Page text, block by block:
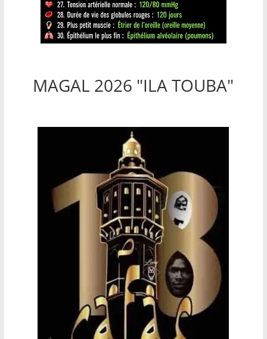
MAGAL 2026 "ILA TOUBA"